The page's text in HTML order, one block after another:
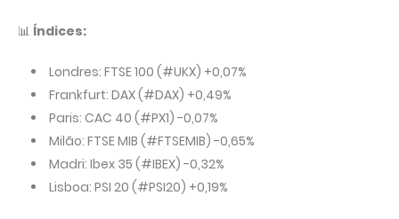
📊 Índices:
Londres: FTSE 100 (#UKX) +0,07%
Frankfurt: DAX (#DAX) +0,49%
Paris: CAC 40 (#PX1) -0,07%
Milão: FTSE MIB (#FTSEMIB) -0,65%
Madri: Ibex 35 (#IBEX) -0,32%
Lisboa: PSI 20 (#PSI20) +0,19%